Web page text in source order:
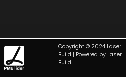
Copyright © 2024 Laser
Build | Powered by Laser
Build